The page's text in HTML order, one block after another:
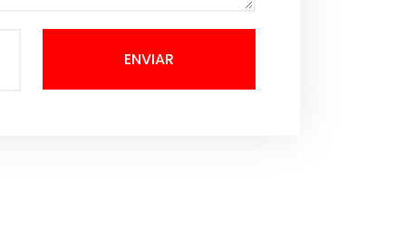
ENVIAR